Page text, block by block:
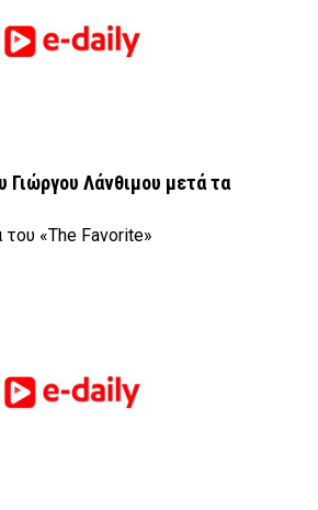
Γιώργου Λάνθιμου μετά τα
του «The Favorite»